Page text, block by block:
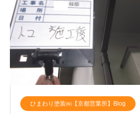
ひまわり塗装㈱【京都営業所】Blog